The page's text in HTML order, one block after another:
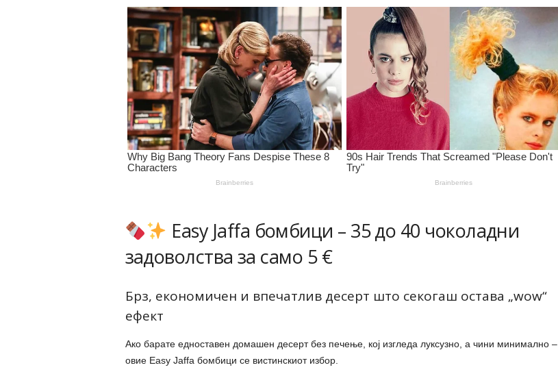
Easy Jaffa бомбици – 35 до 40 чоколадни
задоволства за само 5 €
Брз, економичен и впечатлив десерт што секогаш остава „wow“
ефект
Ако барате едноставен домашен десерт без печење, кој изгледа луксузно, а чини минимално –
овие Easy Jaffa бомбици се вистинскиот избор.